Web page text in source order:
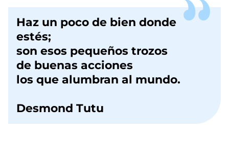
Haz un poco de bien donde
estés;
son esos pequeños trozos
de buenas acciones
los que alumbran al mundo.
Desmond Tutu